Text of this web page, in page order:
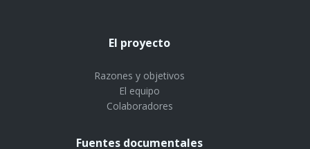
El proyecto
Razones y objetivos
El equipo
Colaboradores
Fuentes documentales